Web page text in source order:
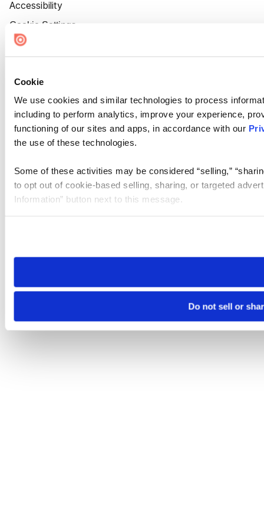
Cookie
We use cookies and similar technologies to process
including to perform analytics, improve your experience,
functioning of our sites and apps, in accordance with our
the use of these technologies.
Some of these activities may be considered “selling,”
to opt out of cookie-based selling, sharing, or targeted
Information” button next to this message.
need to be set again.
Do not sell or
Accessibility
Cookie Settings